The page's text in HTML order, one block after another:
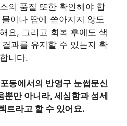
의 품질 또한 확인해야 합
이나 땀에 쏟아지지 않도
요, 그리고 회복 후에도 색
과를 유지할 수 있는지 확
니다.
동에서의 반영구 눈썹문신
만 아니라, 세심함과 섬세
트라고 할 수 있어요.